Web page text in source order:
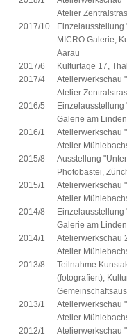
Atelier
2017/10
Einzelausstellung
MICRO Galerie,
Aarau
2017/6
Kulturtage 17,
2017/4
Atelierwerkschau
Atelier
2016/5
Einzelausstellung
Galerie am
2016/1
Atelierwerkschau
Atelier
2015/8
Ausstellung
Photobastei,
2015/1
Atelierwerkschau
Atelier
2014/8
Einzelausstellung
Galerie am
2014/1
Atelierwerkschau
Atelier
2013/8
Teilnahme
(fotografiert),
2013/1
Atelierwerkschau
Atelier
2012/1
Atelierwerkschau